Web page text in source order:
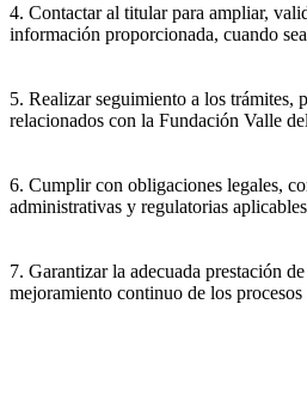
4. Contactar al titular para ampliar,
información proporcionada, cuando
5. Realizar seguimiento a los trámites,
relacionados con la Fundación Valle
6. Cumplir con obligaciones legales,
administrativas y regulatorias
7. Garantizar la adecuada prestación
mejoramiento continuo de los